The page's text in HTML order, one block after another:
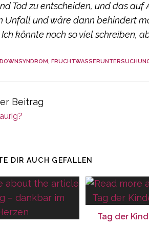
Tod zu entscheiden, und das auf
Unfall und wäre dann behindert
könnte noch so viel schreiben,
DOWNSYNDROM,
Beitrag
DIR AUCH GEFALLEN
Tag der